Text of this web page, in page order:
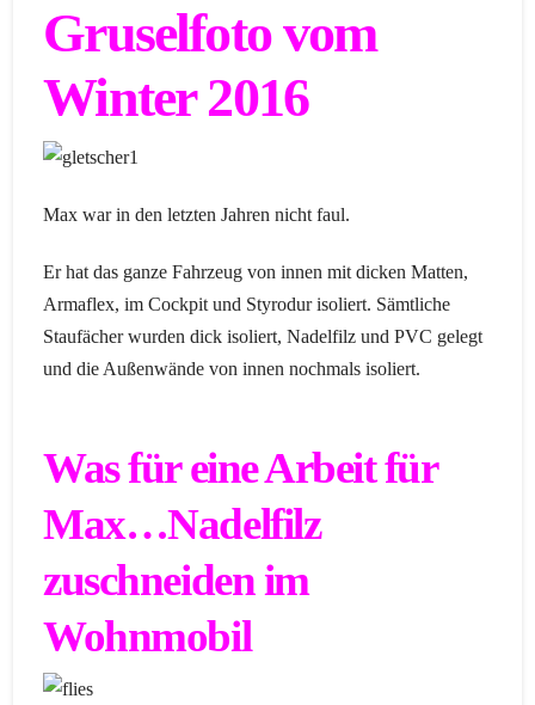
Gruselfoto vom
Winter 2016
Max war in den letzten Jahren nicht faul.
Er hat das ganze Fahrzeug von innen mit dicken Matten,
Armaflex, im Cockpit und Styrodur isoliert. Sämtliche
Staufächer wurden dick isoliert, Nadelfilz und PVC gelegt
und die Außenwände von innen nochmals isoliert.
Was für eine Arbeit für
Max…Nadelfilz
zuschneiden im
Wohnmobil